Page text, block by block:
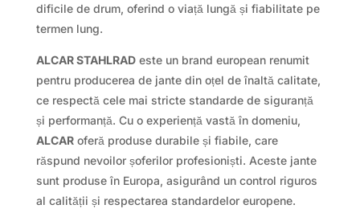
dificile de drum, oferind o viață lungă și fiabilitate pe
termen lung.
ALCAR STAHLRADeste un brand european renumit
pentru producerea de jante din oțel de înaltă calitate,
ce respectă cele mai stricte standarde de siguranță
și performanță. Cu o experiență vastă în domeniu,
ALCARoferă produse durabile și fiabile, care
răspund nevoilor șoferilor profesioniști. Aceste jante
sunt produse în Europa, asigurând un control riguros
al calității și respectarea standardelor europene.